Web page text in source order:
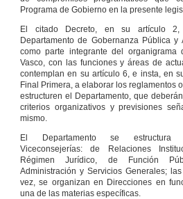
Programa de Gobierno en la presente
El citado Decreto, en su artículo 2,
Departamento de Gobernanza Pública y
como parte integrante del organigrama
Vasco, con las funciones y áreas de
contemplan en su artículo 6, e insta, en
Final Primera, a elaborar los reglamentos
estructuren el Departamento, que
criterios organizativos y previsiones
mismo.
El Departamento se estructura
Viceconsejerías: de Relaciones
Régimen Jurídico, de Función
Administración y Servicios Generales;
vez, se organizan en Direcciones en
una de las materias específicas.